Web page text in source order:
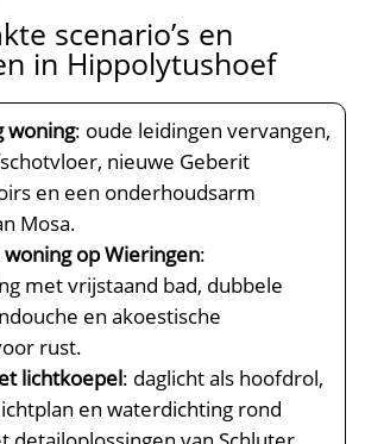
scenario’s en
in Hippolytushoef
woning: oude leidingen vervangen,
nieuwe Geberit
en een onderhoudsarm
Mosa.​
op Wieringen:
met vrijstaand bad, dubbele
en akoestische
rust.​
lichtkoepel: daglicht als hoofdrol,
en waterdichting rond